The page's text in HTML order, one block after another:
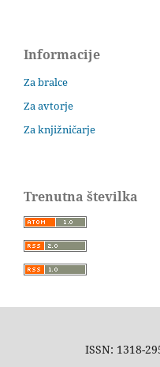
Informacije
Za bralce
Za avtorje
Za knjižničarje
Trenutna številka
ISSN: 1318-